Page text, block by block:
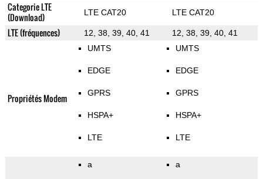
Categorie LTE
(Download)
LTE CAT20 LTE CAT20
LTE (fréquences) 12, 38, 39, 40, 41 12, 38, 39, 40, 41
Propriétés Modem
UMTS
EDGE
GPRS
HSPA+
LTE
UMTS
EDGE
GPRS
HSPA+
LTE
a a